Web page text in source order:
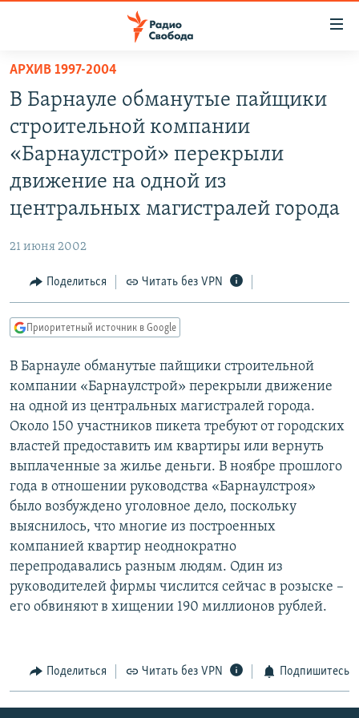
упрощенного
доступа
основному
содержанию
главной
Вернутся
поиску
ПОДКАСТЫ
АВТОРСКИЕ ПРОЕКТЫ
МНЕНИЯ
КАВКАЗ.РЕАЛИИ
СЕВЕР.РЕАЛИИ
РАСПИСАНИЕ ВЕЩАНИЯ
ПОДПИШИТЕСЬ НА РАССЫЛКУ
СОЦИАЛЬНЫЕ СЕТИ
Все сайты РСЕ/РС
АРХИВ 1997-2004
В Барнауле обманутые пайщики
строительной компании
«Барнаулстрой» перекрыли
движение на одной из
центральных магистралей города
21 июня 2002
Поделиться Читать без VPN
Приоритетный источник в Google
В Барнауле обманутые пайщики строительной
компании «Барнаулстрой» перекрыли движение
на одной из центральных магистралей города.
Около 150 участников пикета требуют от городских
властей предоставить им квартиры или вернуть
выплаченные за жилье деньги. В ноябре прошлого
года в отношении руководства «Барнаулстроя»
было возбуждено уголовное дело, поскольку
выяснилось, что многие из построенных
компанией квартир неоднократно
перепродавались разным людям. Один из
руководителей фирмы числится сейчас в розыске –
его обвиняют в хищении 190 миллионов рублей.
Поделиться Читать без VPN Подпишитесь